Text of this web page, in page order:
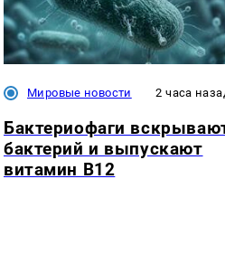
Мировые новости 2 часа
Бактериофаги
бактерий и выпускают
витамин B12